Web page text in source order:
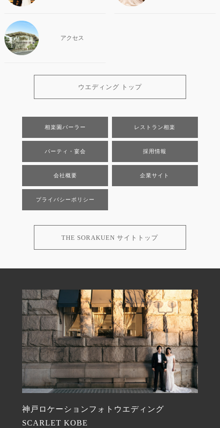
アクセス
ウエディング トップ
相楽園パーラー レストラン相楽
パーティ・宴会 採用情報
会社概要 企業サイト
プライバシーポリシー
THE SORAKUEN サイトトップ
神戸ロケーションフォトウエディング
SCARLET KOBE